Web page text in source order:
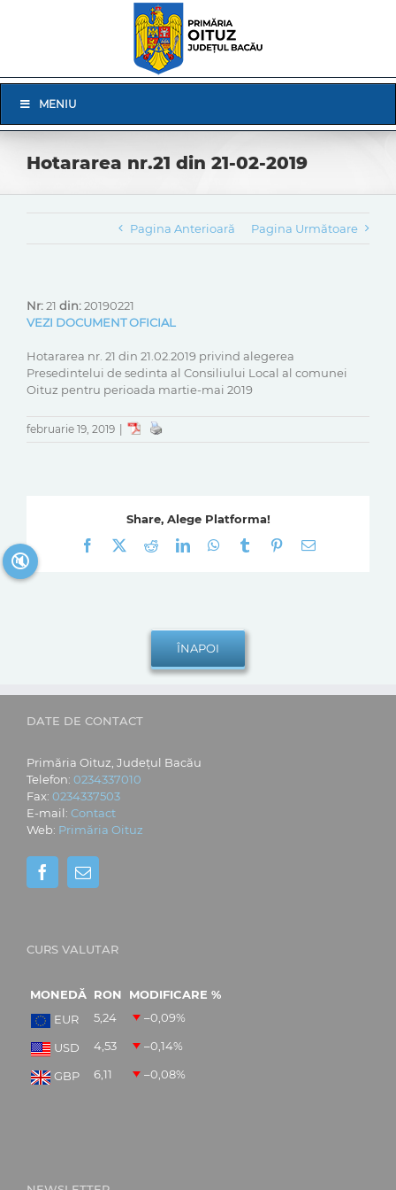
Navigation
MENIU
Hotararea nr.21 din 21-02-2019
Pagina Anterioară Pagina Următoare
Nr:21 din:20190221
VEZI DOCUMENT OFICIAL
Hotararea nr. 21 din 21.02.2019 privind alegerea
Presedintelui de sedinta al Consiliului Local al comunei
Oituz pentru perioada martie-mai 2019
februarie 19, 2019
Share, Alege Platforma!
Facebook
RedditLinkedInWhatsApp
Tumblr Pinterest
E-
DATE DE CONTACT
Primăria Oituz, Județul Bacău
Telefon: 0234337010
Fax: 0234337503
E-mail: Contact
Web: Primăria Oituz
CURS VALUTAR
MONEDĂ RON
MODIFICARE %
EUR
5,24 –0,09%
USD 4,53 –0,14%
GBP 6,11 –0,08%
🔇